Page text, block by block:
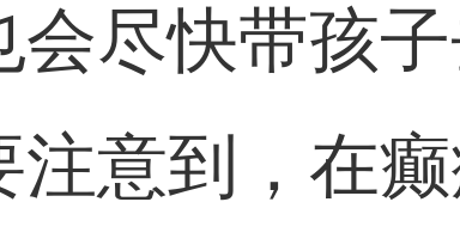
尽快带孩
意到，在